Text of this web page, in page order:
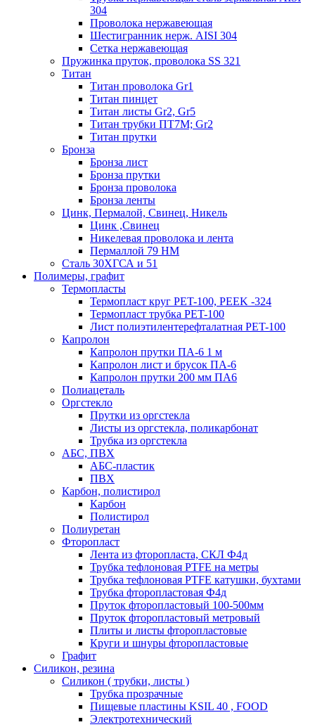
304
Проволока нержавеющая
Шестигранник нерж. AISI 304
Сетка нержавеющая
Пружинка пруток, проволока SS 321
Титан
Титан проволока Gr1
Титан пинцет
Титан листы Gr2, Gr5
Титан трубки ПТ7М; Gr2
Титан прутки
Бронза
Бронза лист
Бронза прутки
Бронза проволока
Бронза ленты
Цинк, Пермалой, Свинец, Никель
Цинк ,Свинец
Никелевая проволока и лента
Пермаллой 79 НМ
Сталь 30ХГСА и 51
Полимеры, графит
Термопласты
Термопласт круг PET-100, PEEK -324
Термопласт трубка PET-100
Лист полиэтилентерефталатная PET-100
Капролон
Капролон прутки ПА-6 1 м
Капролон лист и брусок ПА-6
Капролон прутки 200 мм ПА6
Полиацеталь
Оргстекло
Прутки из оргстекла
Листы из оргстекла, поликарбонат
Трубка из оргстекла
АБС, ПВХ
АБС-пластик
ПВХ
Карбон, полистирол
Карбон
Полистирол
Полиуретан
Фторопласт
Лента из фторопласта, СКЛ Ф4д
Трубка тефлоновая PTFE на метры
Трубка тефлоновая PTFE катушки, бухтами
Трубка фторопластовая Ф4д
Пруток фторопластовый 100-500мм
Пруток фторопластовый метровый
Плиты и листы фторопластовые
Круги и шнуры фторопластовые
Графит
Силикон, резина
Силикон ( трубки, листы )
Трубка прозрачные
Пищевые пластины KSIL 40 , FOOD
Электротехнический